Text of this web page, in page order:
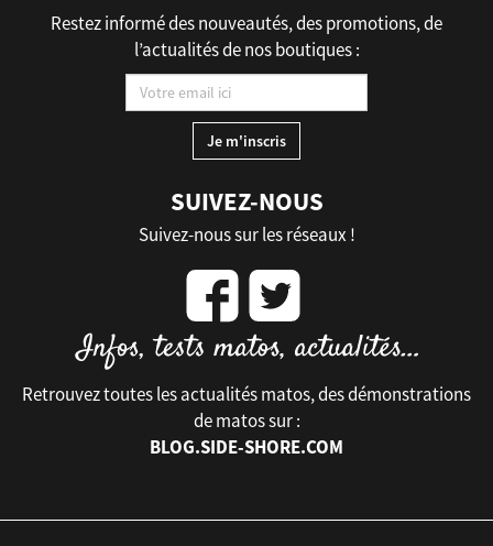
Restez informé des nouveautés, des promotions, de
l’actualités de nos boutiques :
SUIVEZ-NOUS
Suivez-nous sur les réseaux !
Retrouvez toutes les actualités matos, des démonstrations
de matos sur :
BLOG.SIDE-SHORE.COM